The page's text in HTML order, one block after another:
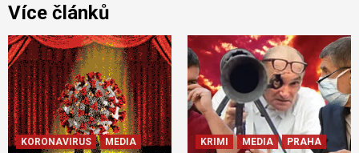
Více článků
KORONAVIRUS
MEDIA
KRIMI MEDIA
PRAHA